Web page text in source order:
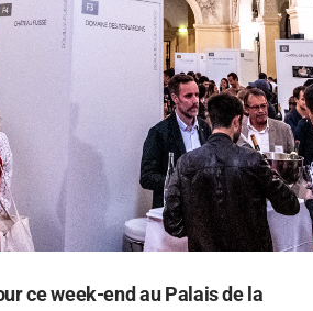
ce week-end au Palais de la